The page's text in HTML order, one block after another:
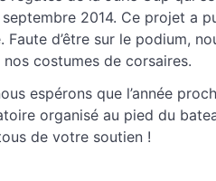
septembre 2014. Ce projet a
d’être sur le podium,
nos costumes de corsaires.
espérons que l’année
organisé au pied du
de votre soutien !